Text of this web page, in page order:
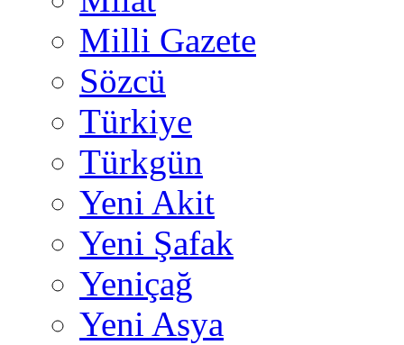
Milli Gazete
Sözcü
Türkiye
Türkgün
Yeni Akit
Yeni Şafak
Yeniçağ
Yeni Asya